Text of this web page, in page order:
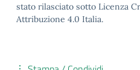
stato rilasciato sotto Licenza
Attribuzione 4.0 Italia.